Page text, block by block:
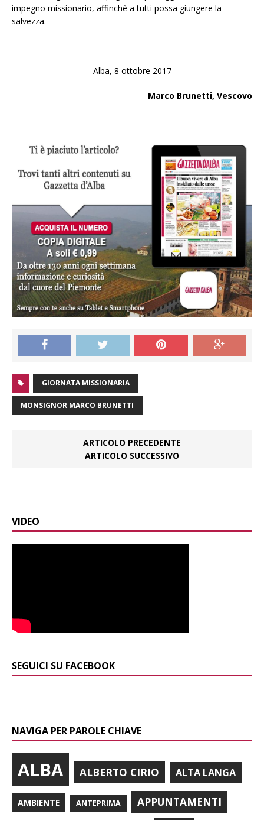
impegno missionario, affinchè a tutti possa giungere la
salvezza.
Alba, 8 ottobre 2017
Marco Brunetti, Vescovo
GIORNATA MISSIONARIA
MONSIGNOR MARCO BRUNETTI
ARTICOLO PRECEDENTE
ARTICOLO SUCCESSIVO
VIDEO
SEGUICI SU FACEBOOK
NAVIGA PER PAROLE CHIAVE
ALBA ALBERTO CIRIO ALTA LANGA
AMBIENTE ANTEPRIMA APPUNTAMENTI